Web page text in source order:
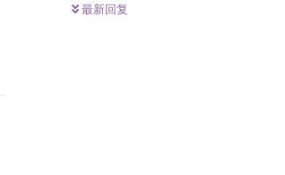
最新回复